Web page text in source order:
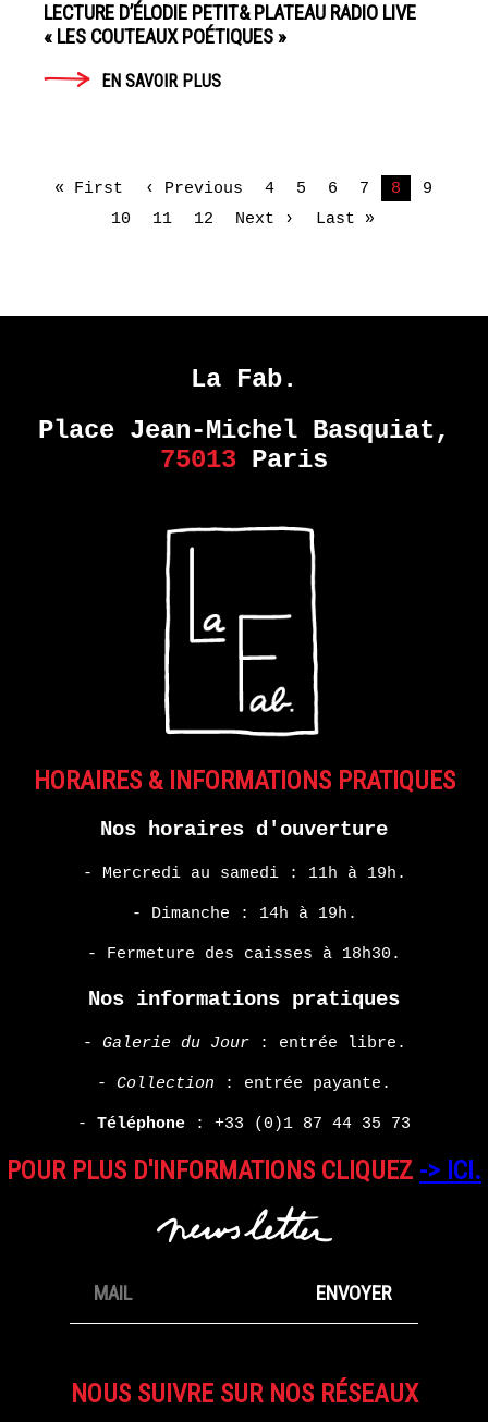
LECTURE D’ÉLODIE PETIT& PLATEAU RADIO LIVE
« LES COUTEAUX POÉTIQUES »
EN SAVOIR PLUS
« First ‹ Previous 4 5 6 7 8
9
10
11 12 Next › Last »
La Fab.
Place Jean-Michel Basquiat,
75013 Paris
HORAIRES & INFORMATIONS PRATIQUES
Nos horaires d'ouverture
- Mercredi au samedi : 11h à 19h.
- Dimanche : 14h à 19h.
- Fermeture des caisses à 18h30.
Nos informations pratiques
- Galerie du Jour: entrée libre.
- Collection : entrée payante.
- Téléphone : +33 (0)1 87 44 35 73
POUR PLUS D'INFORMATIONS CLIQUEZ -> ICI.
NOUS SUIVRE SUR NOS RÉSEAUX